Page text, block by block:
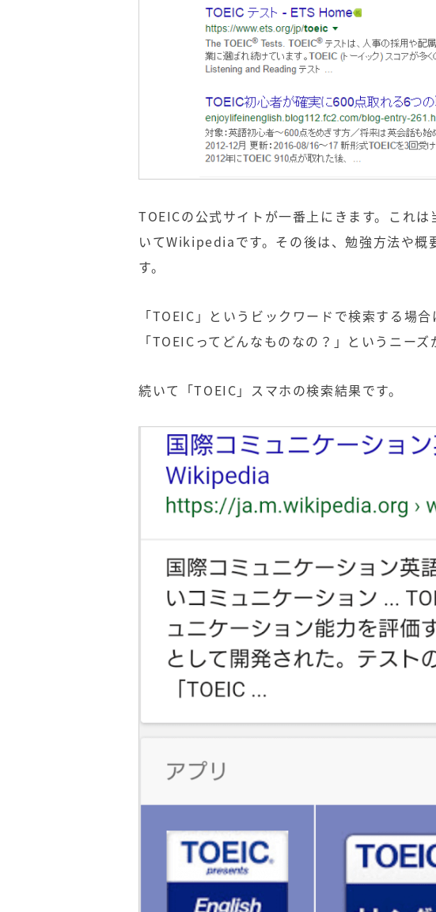
TOEICの公式サイトが一番上にきます。これ
いてWikipediaです。その後は、勉強方法や
す。
「TOEIC 」というビックワードで検索する場
「TOEICってどんなものなの？」というニーズ
続いて「TOEIC 」スマホの検索結果です。